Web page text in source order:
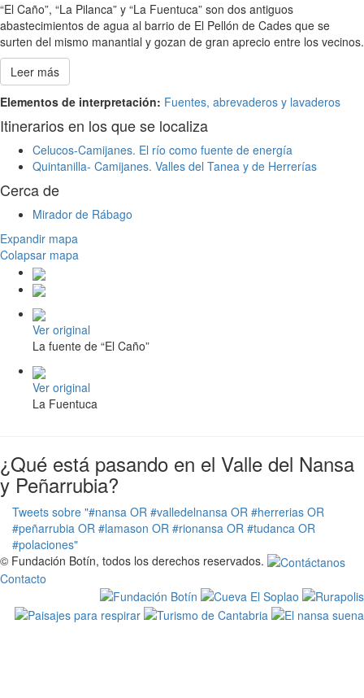
“El Caño”, “La Pilanca” y “La Fuentuca” son dos antiguos
abastecimientos de agua al barrio de El Pellón de Cades que se
surten del mismo manantial y gozan de gran aprecio entre los vecinos.
Leer más
Elementos de interpretación: Fuentes, abrevaderos y lavaderos
Itinerarios en los que se localiza
Celucos-Camijanes. El río como fuente de energía
Quintanilla- Camijanes. Valles del Tanea y de Herrerías
Cerca de
Mirador de Rábago
Expandir mapa
Colapsar mapa
Ver original
La fuente de “El Caño”
Ver original
La Fuentuca
¿Qué está pasando en el Valle del Nansa
y Peñarrubia?
Tweets sobre "#nansa OR #valledelnansa OR #herrerias OR
#peñarrubia OR #lamason OR #rionansa OR #tudanca OR
#polaciones"
© Fundación Botín, todos los derechos reservados.
Contacto